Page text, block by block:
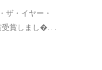
ザ・イヤー・
賞しまし�. . .